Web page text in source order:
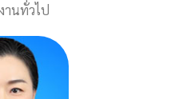
านทั่วไป